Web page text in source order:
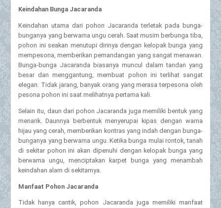
Keindahan Bunga Jacaranda
Keindahan utama dari pohon Jacaranda terletak pada bunga-
bunganya yang berwarna ungu cerah. Saat musim berbunga tiba,
pohon ini seakan menutupi dirinya dengan kelopak bunga yang
mempesona, memberikan pemandangan yang sangat menawan.
Bunga-bunga Jacaranda biasanya muncul dalam tandan yang
besar dan menggantung, membuat pohon ini terlihat sangat
elegan. Tidak jarang, banyak orang yang merasa terpesona oleh
pesona pohon ini saat melihatnya pertama kali.
Selain itu, daun dari pohon Jacaranda juga memiliki bentuk yang
menarik. Daunnya berbentuk menyerupai kipas dengan warna
hijau yang cerah, memberikan kontras yang indah dengan bunga-
bunganya yang berwarna ungu. Ketika bunga mulai rontok, tanah
di sekitar pohon ini akan dipenuhi dengan kelopak bunga yang
berwarna ungu, menciptakan karpet bunga yang menambah
keindahan alam di sekitarnya.
Manfaat Pohon Jacaranda
Tidak hanya cantik, pohon Jacaranda juga memiliki manfaat